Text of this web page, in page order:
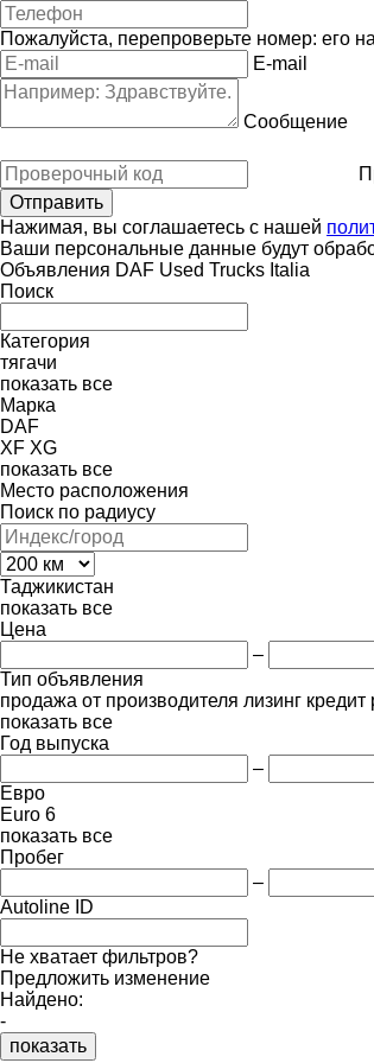
Пожалуйста, перепроверьте номер: его
E-mail
Сообщение
Нажимая, вы соглашаетесь с нашей
Ваши персональные данные будут
Объявления DAF Used Trucks Italia
Поиск
Категория
тягачи
показать все
Марка
DAF
XF XG
показать все
Место расположения
Поиск по радиусу
Таджикистан
показать все
Цена
–
Тип объявления
продажа от производителя лизинг кредит
показать все
Год выпуска
–
Евро
Euro 6
показать все
Пробег
–
Autoline ID
Не хватает фильтров?
Предложить изменение
Найдено:
-
показать